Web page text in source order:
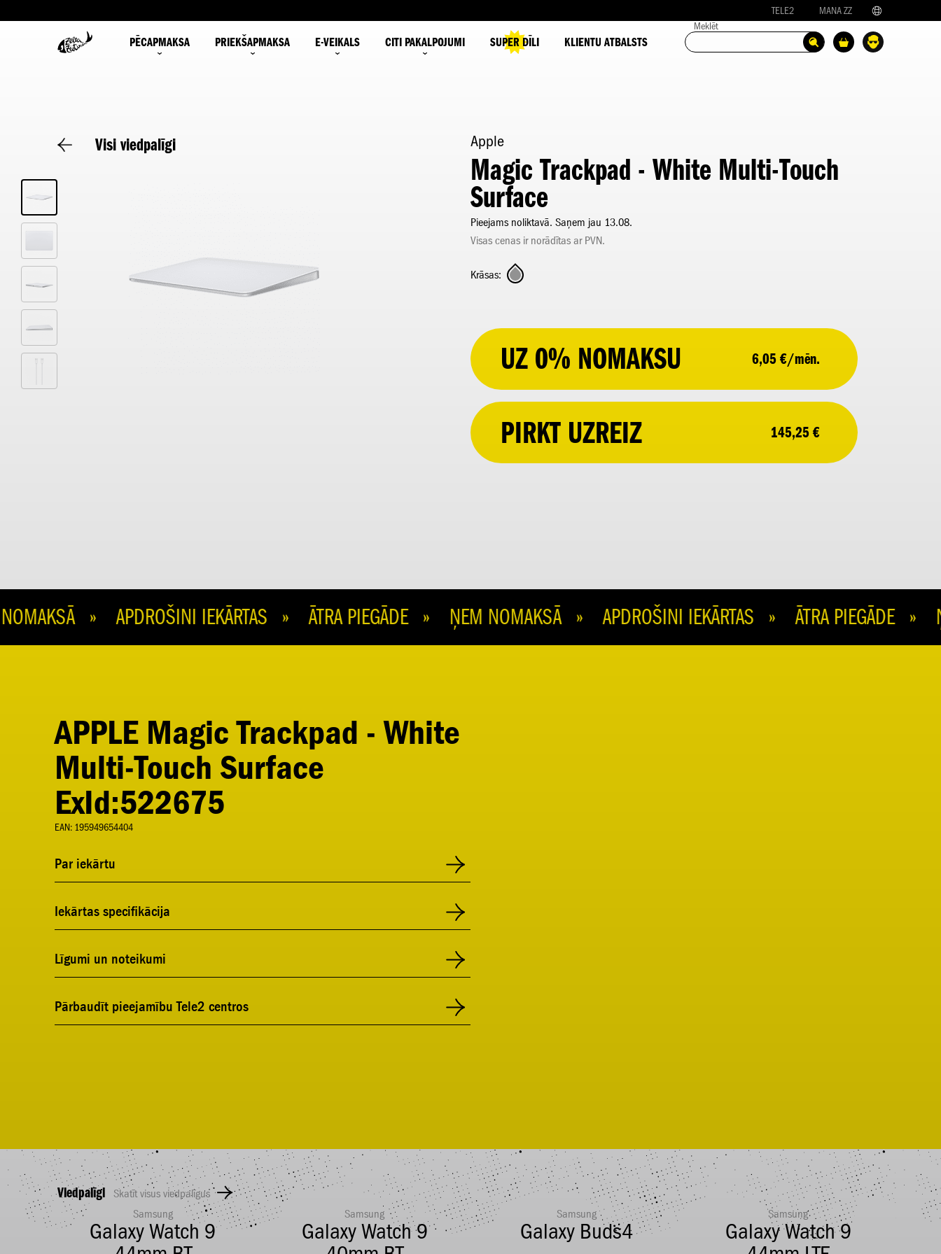
TELE2 MANA ZZ
PĒCAPMAKSA PRIEKŠAPMAKSA E-VEIKALS CITI PAKALPOJUMI SUPER DĪLI KLIENTU ATBALSTS
Meklēt
Visi viedpalīgi Apple
Magic Trackpad - White Multi-Touch
Surface
Pieejams noliktavā. Saņem jau 13.08.
Visas cenas ir norādītas ar PVN.
Krāsas:
UZ 0% NOMAKSU 6,05 €/mēn.
PIRKT UZREIZ 145,25 €
» APDROŠINI IEKĀRTAS » ĀTRA PIEGĀDE » ŅEM NOMAKSĀ » APDROŠINI IEKĀRTAS » ĀTRA PIEGĀDE »
APPLE Magic Trackpad - White
Multi-Touch Surface
ExId:522675
EAN: 195949654404
Par iekārtu
Iekārtas specifikācija
Līgumi un noteikumi
Pārbaudīt pieejamību Tele2 centros
Viedpalīgi Skatīt visus viedpalīgus
Samsung
Galaxy Watch 9
Samsung
Galaxy Watch 9
Samsung
Galaxy Buds4
Samsung
Galaxy Watch 9